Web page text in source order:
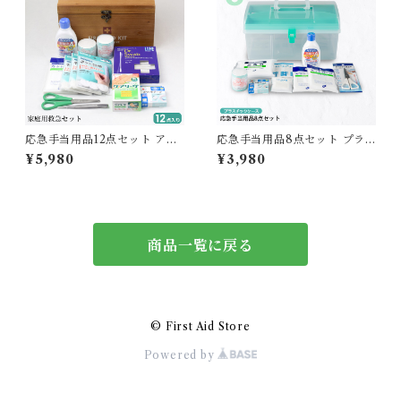
応急手当用品12点セット アン
ティークケース入り 【送料無
料】
¥5,980
応急手当用品8点セット プラ
スチック製救急箱 【送料無
料】
¥3,980
商品一覧に戻る
© First Aid Store
Powered by